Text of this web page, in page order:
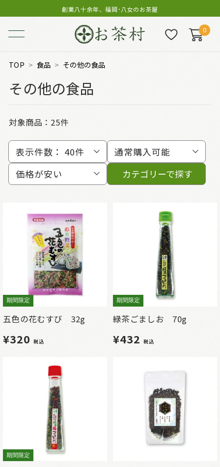
創業八十余年、福岡･八女のお茶屋
0
TOP 食品 その他の食品
その他の食品
対象商品： 25件
表示件数： 40件
通常購入可能
価格が安い
カテゴリーで探す
期間限定
五色の花むすび 32g
¥320税込
期間限定
緑茶ごましお 70g
¥432税込
期間限定